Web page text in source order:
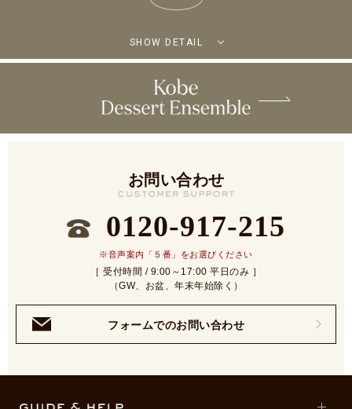
SHOW DETAIL
お問い合わせ
0120-917-215
※音声案内「５番」をお選びください
［ 受付時間 / 9:00～17:00 平日のみ ］
（GW、お盆、年末年始除く）
フォームでのお問い合わせ